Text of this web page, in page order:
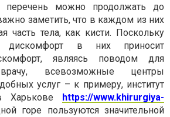
перечень можно продолжать до
заметить, что в каждом из них
часть тела, как кисти. Поскольку
в них приносит
являясь поводом для
всевозможные центры
услуг – к примеру, институт
Харькове https://www.khirurgiya-
горе пользуются значительной